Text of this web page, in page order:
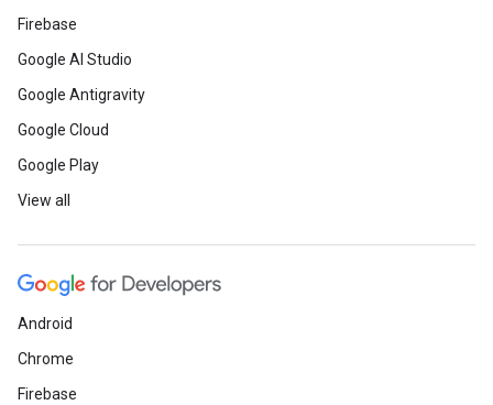
Firebase
Google AI Studio
Google Antigravity
Google Cloud
Google Play
View all
Android
Chrome
Firebase